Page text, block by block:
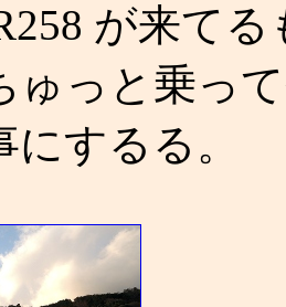
が来て
ゅっと乗っ
するる。